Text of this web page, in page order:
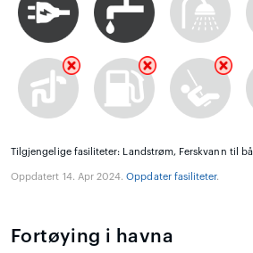
Tilgjengelige fasiliteter: Landstrøm, Ferskvann til
Oppdatert 14. Apr 2024.Oppdater fasiliteter.
Fortøying i havna